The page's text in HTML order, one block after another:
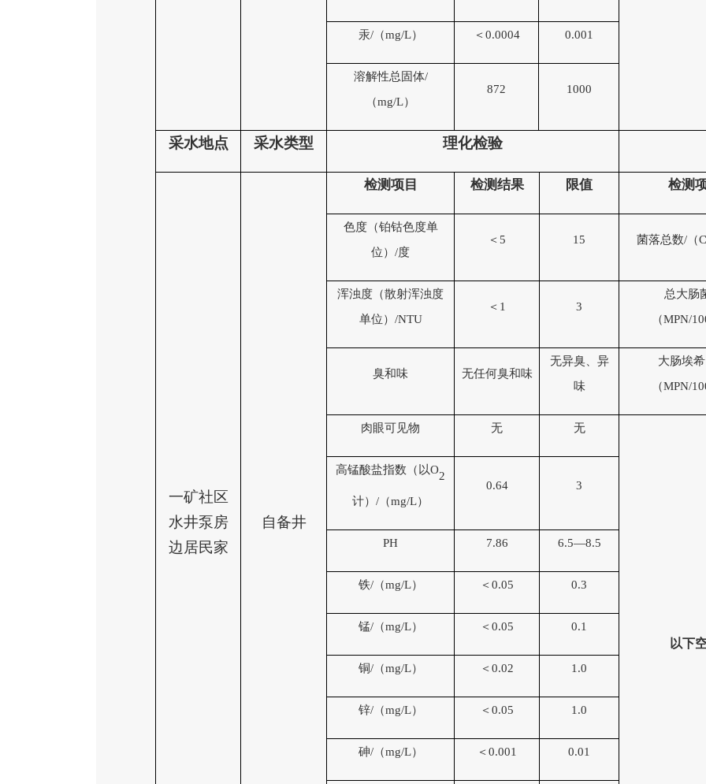
汞/（mg/L） ＜0.0004 0.001
溶解性总固体/
（mg/L）
872 1000
采水地点 采水类型 理化检验
一矿社区
水井泵房
边居民家
自备井
检测项目 检测结果 限值 检测
色度（铂钴色度单
位） /度
＜ 5 15 菌落总数/（
浑浊度 （散射浑浊度
单位） /NTU
＜ 1 3
总大肠
（MPN/
臭和味 无任何臭和味
无异臭、异
味
大肠埃
（MPN/
肉眼可见物 无 无
以下
高锰酸盐指数（以O2
计） /（mg/L）
0.64 3
PH 7.86 6.5—8.5
铁/（mg/L） ＜0.05 0.3
锰/（mg/L） ＜0.05 0.1
铜/（mg/L） ＜0.02 1.0
锌/（mg/L） ＜0.05 1.0
砷/（mg/L） ＜0.001 0.01